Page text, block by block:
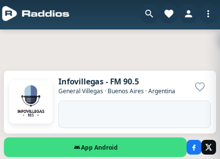
Infovillegas - FM 90.5
General Villegas · Buenos Aires ·Argentina
App Android